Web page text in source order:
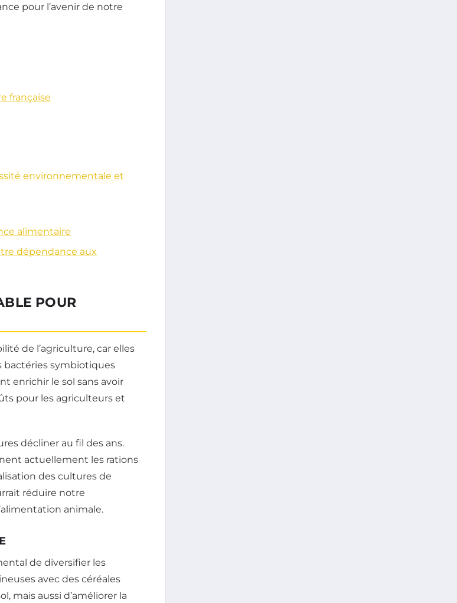
pour l’avenir de notre
française
environnementale et
alimentaire
dépendance aux
POUR
de l’agriculture, car elles
bactéries symbiotiques
enrichir le sol sans avoir
pour les agriculteurs et
décliner au fil des ans.
actuellement les rations
des cultures de
réduire notre
animale.
de diversifier les
avec des céréales
mais aussi d’améliorer la